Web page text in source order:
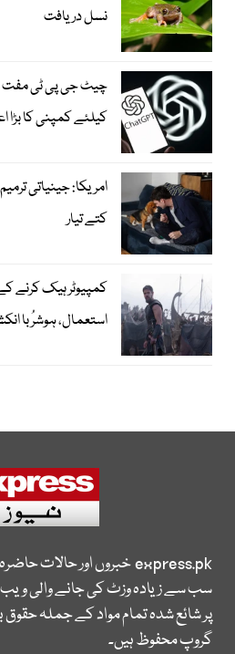
نسل دریافت
چیٹ جی پی ٹی مفت
کیلئے کمپنی کا بڑا
امریکا: جینیاتی
کتے تیار
کمپیوٹر ہیک کرنے
استعمال، ہوشرُبا
express.pkخبروں اور حالات
سب سے زیادہ وزٹ کی جانے والی
پر شائع شدہ تمام مواد کے جملہ
گروپ محفوظ ہیں۔